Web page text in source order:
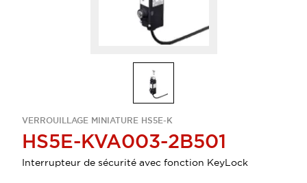
VERROUILLAGE MINIATURE HS5E-K
HS5E-KVA003-2B501
Interrupteur de sécurité avec fonction KeyLock